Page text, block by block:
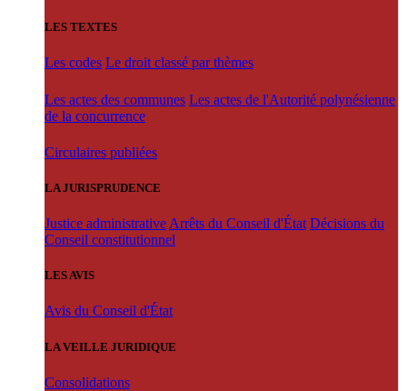
LES TEXTES
Les codes Le droit classé par thèmes
Les actes des communes Les actes de l'Autorité polynésienne
de la concurrence
Circulaires publiées
LA JURISPRUDENCE
Justice administrative Arrêts du Conseil d'État Décisions du
Conseil constitutionnel
LES AVIS
Avis du Conseil d'État
LA VEILLE JURIDIQUE
Consolidations